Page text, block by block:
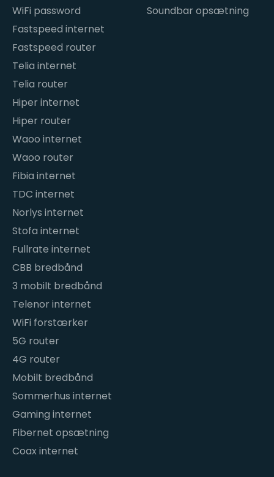
WiFi password
Fastspeed internet
Fastspeed router
Telia internet
Telia router
Hiper internet
Hiper router
Waoo internet
Waoo router
Fibia internet
TDC internet
Norlys internet
Stofa internet
Fullrate internet
CBB bredbånd
3 mobilt bredbånd
Telenor internet
WiFi forstærker
5G router
4G router
Mobilt bredbånd
Sommerhus internet
Gaming internet
Fibernet opsætning
Coax internet
Soundbar opsætning